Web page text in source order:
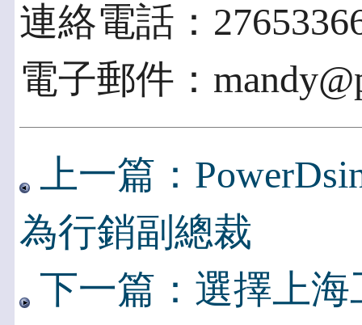
連絡電話：
電子郵件：
上一篇：
為行銷副總裁
下一篇：選擇上